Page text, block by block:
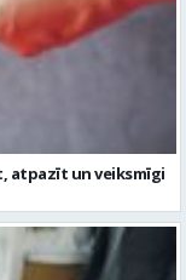
atpazīt un veiksmīgi